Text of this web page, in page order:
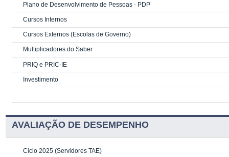
Plano de Desenvolvimento de Pessoas - PDP
Cursos Internos
Cursos Externos (Escolas de Governo)
Multiplicadores do Saber
PRIQ e PRIC-IE
Investimento
AVALIAÇÃO DE DESEMPENHO
Ciclo 2025 (Servidores TAE)